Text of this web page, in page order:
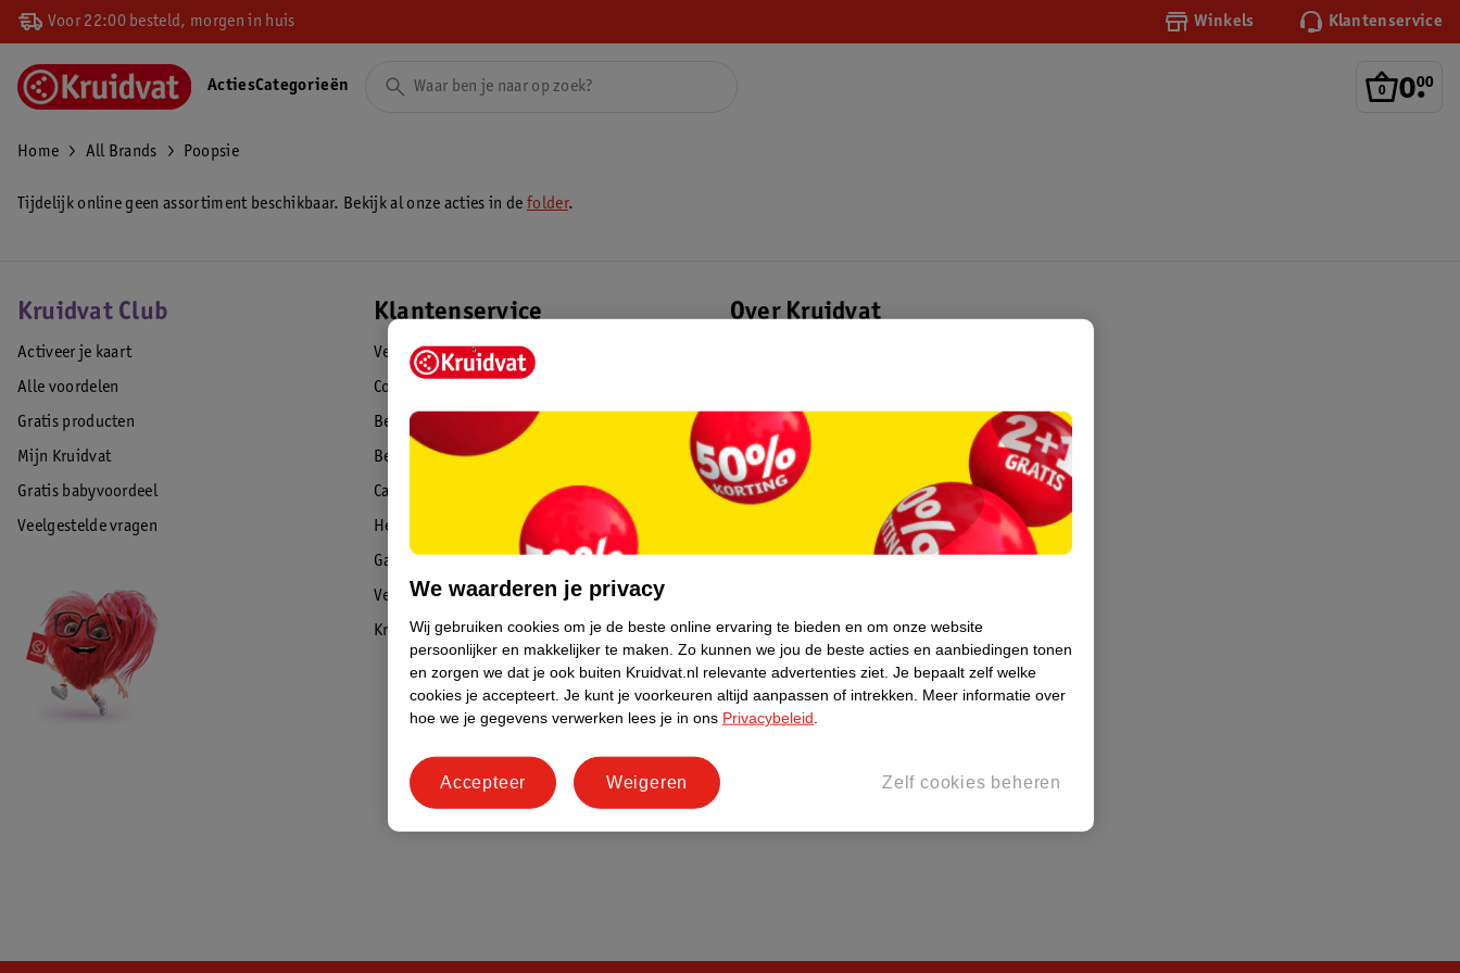
Voor 22:00 besteld, morgen in huis Winkels Klantenservice
0.
00
ActiesCategorieën
Home All Brands Poopsie
Tijdelijk online geen assortiment beschikbaar. Bekijk al onze acties in defolder.
Kruidvat Club
Activeer je kaart
Alle voordelen
Gratis producten
Mijn Kruidvat
Gratis babyvoordeel
Veelgestelde vragen
Klantenservice
Veelgestelde vragen
Contact
Bestellen & leveren
Betalen
Cadeaukaart saldo
Herroepen & retourneren
Garantie
Veiligheidswaarschuwingen
Kruidvat Advies
Over Kruidvat
Winkelformule
Bedrijfsgegevens
Werken bij
Informatiepagina's
Keurmerk Zelfzorg Online
We waarderen je privacy
Wij gebruiken cookies om je de beste online ervaring te bieden en om onze website
persoonlijker en makkelijker te maken. Zo kunnen we jou de beste acties en aanbiedingen tonen
en zorgen we dat je ook buiten Kruidvat.nl relevante advertenties ziet. Je bepaalt zelf welke
cookies je accepteert. Je kunt je voorkeuren altijd aanpassen of intrekken.
Meer informatie over
hoe we je gegevens verwerken lees je in ons Privacybeleid
Zelf cookies beheren
Weigeren
Accepteer